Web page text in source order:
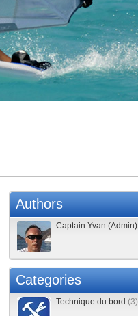
Authors
Captain Yvan (Admin)
Categories
Technique du bord (3)